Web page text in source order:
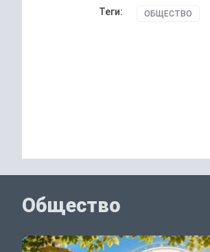
Теги: ОБЩЕСТВО
Общество